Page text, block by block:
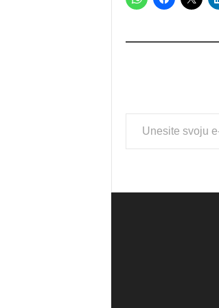
Type your email…